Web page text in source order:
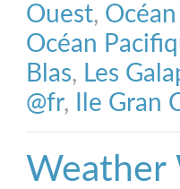
Ouest,
Océan
Blas, Les
@fr, Ile Gran
Weather